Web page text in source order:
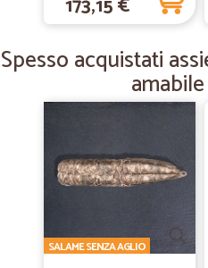
ottimo
ottimo, tutto bene, tempi, consegna,
Solo un ritardo nella consegna
—Alvil B.
Spesso acquistati
SALAME SENZA AGLIO